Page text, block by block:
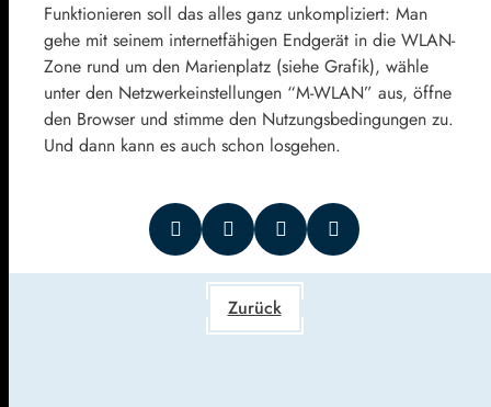
Funktionieren soll das alles ganz unkompliziert: Man
gehe mit seinem internetfähigen Endgerät in die WLAN-
Zone rund um den Marienplatz (siehe Grafik), wähle
unter den Netzwerkeinstellungen “M-WLAN” aus, öffne
den Browser und stimme den Nutzungsbedingungen zu.
Und dann kann es auch schon losgehen.
Zurück